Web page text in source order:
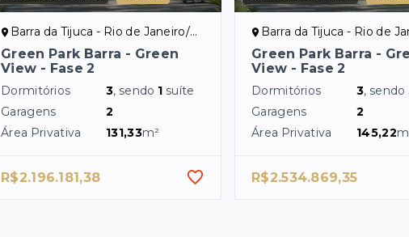
Barra da Tijuca - Rio de Janeiro/RJ
Green Park Barra - Green
View - Fase 2
Dormitórios 3, sendo 1 suíte
Garagens
2
Área Privativa
131,33m²
R$2.196.181,38
Barra da Tijuca - Rio de
Green Park Barra -
View - Fase 2
Dormitórios 3, sendo
Garagens
2
Área Privativa
145,22
R$2.534.869,35